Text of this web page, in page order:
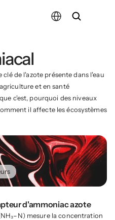
de l'azote présente dans l'eau
et en santé
c'est, pourquoi des niveaux
il affecte les écosystèmes
d'ammoniac azote
mesure la concentration